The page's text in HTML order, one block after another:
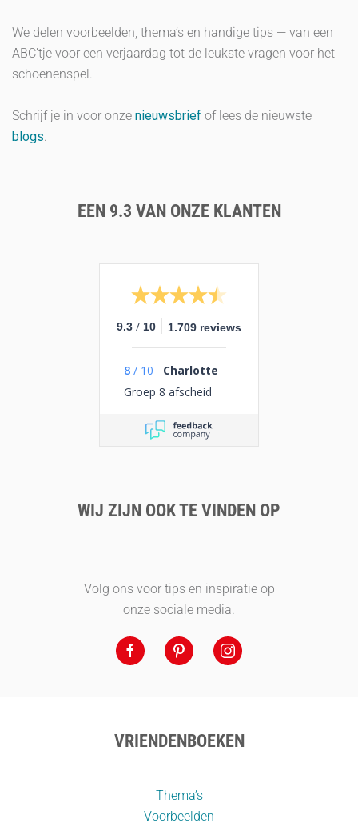
We delen voorbeelden, thema’s en handige tips — van een
ABC’tje voor een verjaardag tot de leukste vragen voor het
schoenenspel.
Schrijf je in voor onze nieuwsbrief of lees de nieuwste
blogs.
EEN 9.3 VAN ONZE KLANTEN
9.3 / 10 1.709 reviews
8 / 10
Charlotte
Groep 8 afscheid
WIJ ZIJN OOK TE VINDEN OP
Volg ons voor tips en inspiratie op
onze sociale media.
VRIENDENBOEKEN
Thema’s
Voorbeelden